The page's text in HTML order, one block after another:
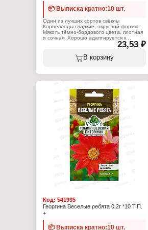
📦 Выписка кратно:10 шт.
Один из лучших сортов свёклы
Корнеплоды гладкие, округлой формы.
Мякоть тёмно-бордового цвета, плотная
и сочная. Хорошо адаптируется к
различным условиям выращивания.
Преимущества: Стабильный урожай.
Отличается устойчивостью к болезням и
цветушности. Хорошо хранится и
Жизненный цикл: однолетник. Сорт:
среднераннеспелый. Плод: 0,4 кг.
Период созревания: 90 - 100 дней.
Посев: апрель - май. Посадка: май -
август. Сбор урожая: июнь - сентябрь.
Характеристики:
Производитель: Тимирязевский
Тип товара: Семена
Вид товара: Свекла
Разновидность: столовая
Вариация: "Бордо 237"
Жизненный цикл: однолетник
Срок созревания: среднераннеспелый
Упаковка: пакет Евро
23,53 ₽
В корзину
Код: 541935
Георгина Веселые ребята 0,2г *10 Т.П.
+
📦 Выписка кратно:10 шт.